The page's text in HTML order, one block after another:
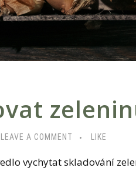
LEAVE A COMMENT LIKE
vychytat skladování